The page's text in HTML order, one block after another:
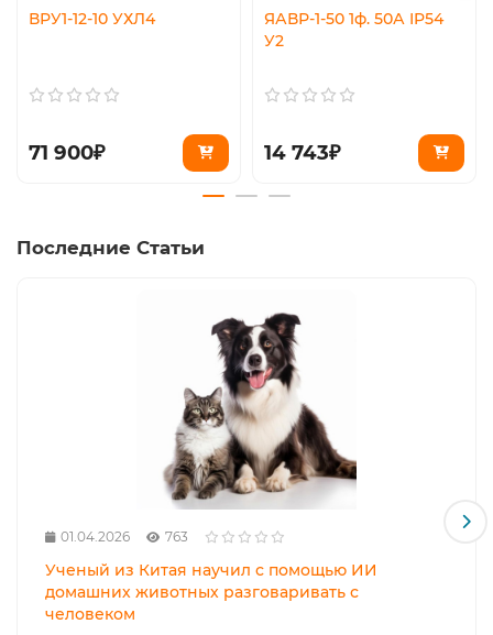
ВРУ1-12-10 УХЛ4
71 900₽
ЯАВР-1-50 1ф. 50А IP54
У2
14 743₽
Последние Статьи
01.04.2026 763
Ученый из Китая научил с помощью ИИ
домашних животных разговаривать с
человеком